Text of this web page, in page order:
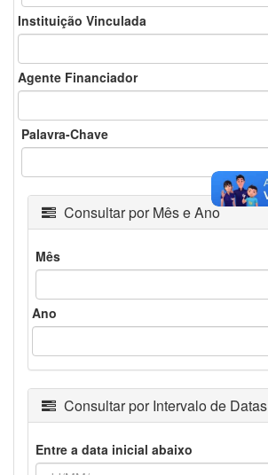
Instituição
Perguntas
Frequentes
Fechar
Menu
Instituição Vinculada
Agente Financiador
Palavra-Chave
Consultar por Mês e Ano
Mês
Ano
Consultar por Intervalo de Datas
Entre a data inicial abaixo